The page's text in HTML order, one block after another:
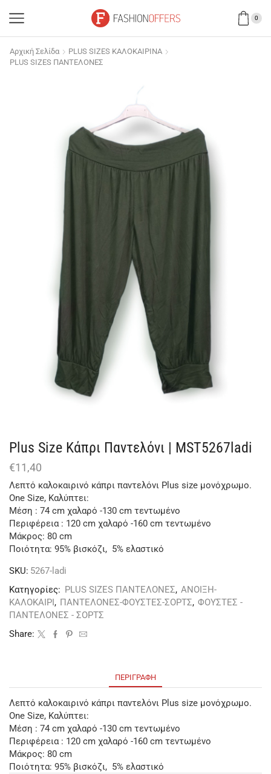
0
Αρχική Σελίδα
PLUS SIZES ΚΑΛΟΚΑΙΡΙΝΑ
PLUS SIZES ΠΑΝΤΕΛΟΝΕΣ
Plus Size Κάπρι Παντελόνι | MST5267ladi
€11,40
Λεπτό καλοκαιρινό κάπρι παντελόνι Plus size μονόχρωμο.
One Size, Καλύπτει:
Μέση : 74 cm χαλαρό -130 cm τεντωμένο
Περιφέρεια : 120 cm χαλαρό -160 cm τεντωμένο
Μάκρος: 80 cm
Ποιότητα: 95% βισκόζι, 5% ελαστικό
SKU: 5267-ladi
Κατηγορίες: PLUS SIZES ΠΑΝΤΕΛΟΝΕΣ, ΑΝΟΙΞΗ-
ΚΑΛΟΚΑΙΡΙ , ΠΑΝΤΕΛΟΝΕΣ-ΦΟΥΣΤΕΣ-ΣΟΡΤΣ, ΦΟΥΣΤΕΣ -
ΠΑΝΤΕΛΟΝΕΣ - ΣΟΡΤΣ
Share:
ΠΕΡΙΓΡΑΦΉ
Λεπτό καλοκαιρινό κάπρι παντελόνι Plus size μονόχρωμο.
One Size, Καλύπτει:
Μέση : 74 cm χαλαρό -130 cm τεντωμένο
Περιφέρεια : 120 cm χαλαρό -160 cm τεντωμένο
Μάκρος: 80 cm
Ποιότητα: 95% βισκόζι, 5% ελαστικό